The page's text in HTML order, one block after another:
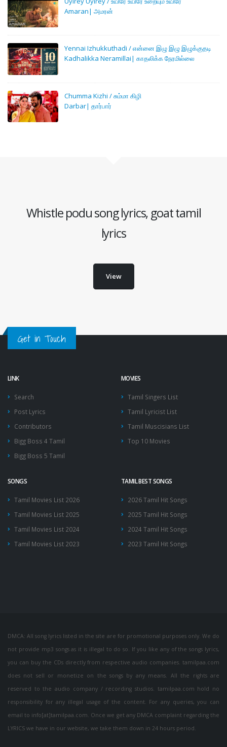
Amaran| அமரன்
Yennai Izhukkuthadi / என்னை இழு இழு இழுக்குதடி
Kadhalikka Neramillai| காதலிக்க நேரமில்லை
Chumma Kizhi / சும்மா கிழி
Darbar| தார்பார்
Whistle podu song lyrics, goat tamil
lyrics
View
Get in Touch
LINK
Search
Post Lyrics
Contributors
Bigg Boss 4 Tamil
Bigg Boss 5 Tamil
MOVIES
Tamil Singers List
Tamil Lyricist List
Tamil Muscisians List
Top 10 Movies
SONGS
Tamil Movies List 2026
Tamil Movies List 2025
Tamil Movies List 2024
Tamil Movies List 2023
TAMIL BEST SONGS
2026 Tamil Hit Songs
2025 Tamil Hit Songs
2024 Tamil Hit Songs
2023 Tamil Hit Songs
DMCA: All song lyrics listed in the site are for promotional purposes only. We do
not provide mp3 songs as it is illegal to do so. If you like any of the songs lyrics,
you can buy the CDs directly from respective audio companies. tamilpaa.com
does not sell or monetize on the songs by any means. All the rights are
reserved to the audio company / recording studios. tamilpaa.com hold no
responsibility for any illegal usage of the content. For any queries, you can
email to info[at]tamilpaa.com. Once we get any DMCA complaint regarding the
LYRICS we have in our website, we take them down in 24 hours period.